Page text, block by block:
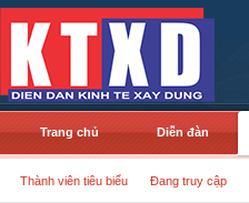
Trang chủ Diễn đàn
Thành viên tiêu biểu Đang truy cập